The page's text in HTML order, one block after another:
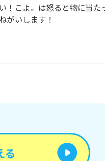
！こよ。は怒ると物に当た
がいします！
る